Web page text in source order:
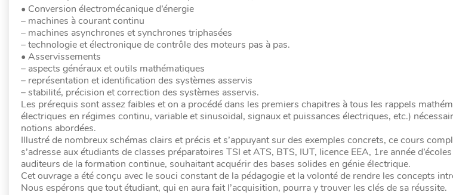
• Conversion électromécanique d’énergie
– machines à courant continu
– machines asynchrones et synchrones triphasées
– technologie et électronique de contrôle des moteurs pas à pas.
• Asservissements
– aspects généraux et outils mathématiques
– représentation et identification des systèmes asservis
– stabilité, précision et correction des systèmes asservis.
Les prérequis sont assez faibles et on a procédé dans les premiers chapitres à tous les rappels
électriques en régimes continu, variable et sinusoïdal, signaux et puissances électriques, etc.)
notions abordées.
Illustré de nombreux schémas clairs et précis et s’appuyant sur des exemples concrets, ce cours
s’adresse aux étudiants de classes préparatoires TSI et ATS, BTS, IUT, licence EEA, 1re année
auditeurs de la formation continue, souhaitant acquérir des bases solides en génie électrique.
Cet ouvrage a été conçu avec le souci constant de la pédagogie et la volonté de rendre les concepts
Nous espérons que tout étudiant, qui en aura fait l’acquisition, pourra y trouver les clés de sa réussite.